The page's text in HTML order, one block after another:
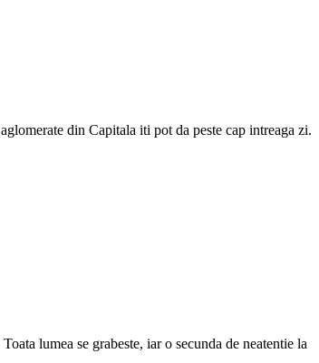
din Capitala iti pot da peste cap intreaga zi.
lumea se grabeste, iar o secunda de neatentie la